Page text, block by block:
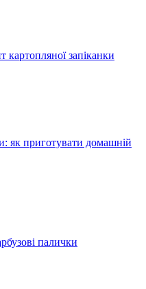
картопляної запіканки
як приготувати домашній
палички